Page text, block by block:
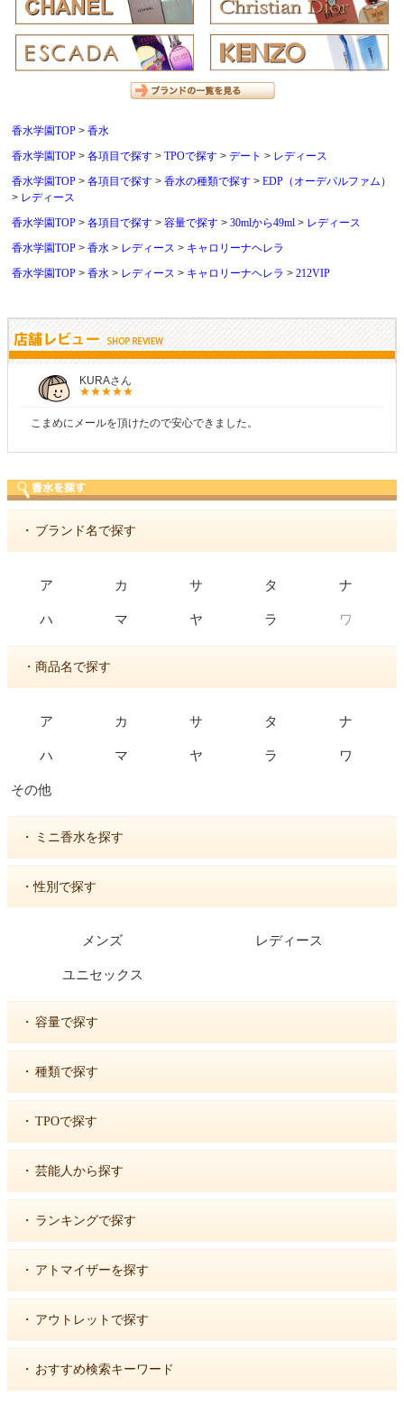
香水学園TOP
香水
香水学園TOP
各項目で探す TPOで探す デート
レディース
香水学園TOP
各項目で探す 香水の種類で探す
EDP（オーデパルファム）
レディース
香水学園TOP
各項目で探す 容量で探す 30mlから49ml
レディース
香水学園TOP
香水 レディース
キャロリーナヘレラ
香水学園TOP
香水 レディース キャロリーナヘレラ 212VIP
商品が早く届いたのでよかったです。また利用
・ ブランド名で探す
ア カ サ タ ナ
ハ マ ヤ ラ ワ
・商品名で探す
ア カ サ タ ナ
ハ マ ヤ ラ ワ
その他
・ ミニ香水を探す
・性別で探す
メンズ レディース
ユニセックス
・ 容量で探す
・ 種類で探す
・ TPOで探す
・ 芸能人から探す
・ ランキングで探す
・ アトマイザーを探す
・ アウトレットで探す
・ おすすめ検索キーワード